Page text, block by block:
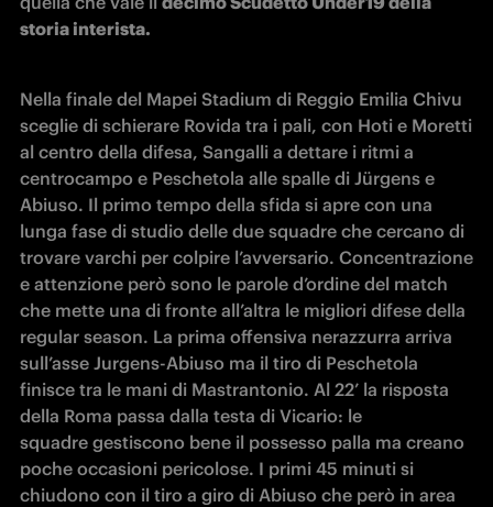
storia interista.
Nella finale del Mapei Stadium di Reggio Emilia Chivu
sceglie di schierare Rovida tra i pali, con Hoti e Moretti
al centro della difesa, Sangalli a dettare i ritmi a
centrocampo e Peschetola alle spalle di Jürgens e
Abiuso. Il primo tempo della sfida si apre con una
lunga fase di studio delle due squadre che cercano di
trovare varchi per colpire l’avversario. Concentrazione
e attenzione però sono le parole d’ordine del match
che mette una di fronte all’altra le migliori difese della
regular season. La prima offensiva nerazzurra arriva
sull’asse Jurgens-Abiuso ma il tiro di Peschetola
finisce tra le mani di Mastrantonio. Al 22’ la risposta
della Roma passa dalla testa di Vicario: le
squadre gestiscono bene il possesso palla ma creano
poche occasioni pericolose. I primi 45 minuti si
chiudono con il tiro a giro di Abiuso che però in area